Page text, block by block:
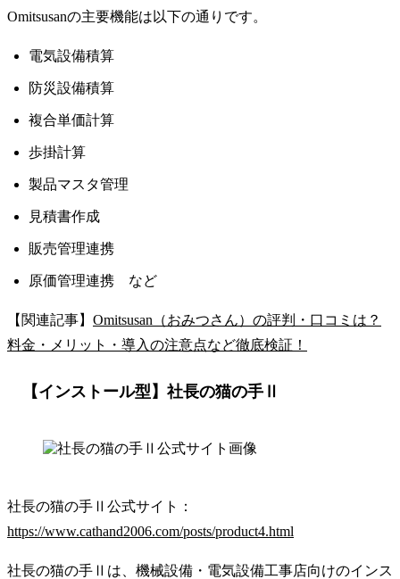
Omitsusanの主要機能は以下の通りです。
電気設備積算
防災設備積算
複合単価計算
歩掛計算
製品マスタ管理
見積書作成
販売管理連携
原価管理連携 など
【関連記事】 Omitsusan（おみつさん）の評判・口コミは？
料金・メリット・導入の注意点など徹底検証！
【インストール型】社長の猫の手Ⅱ
社長の猫の手Ⅱ公式サイト：
https://www.cathand2006.com/posts/product4.html
社長の猫の手Ⅱは、機械設備・電気設備工事店向けのインス